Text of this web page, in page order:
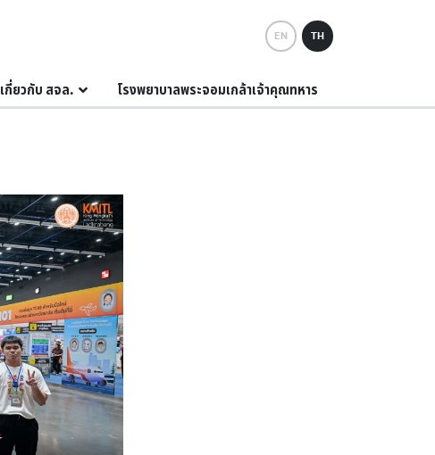
EN TH
เกี่ยวกับ สจล. โรงพยาบาลพระจอมเกล้าเจ้าคุณทหาร